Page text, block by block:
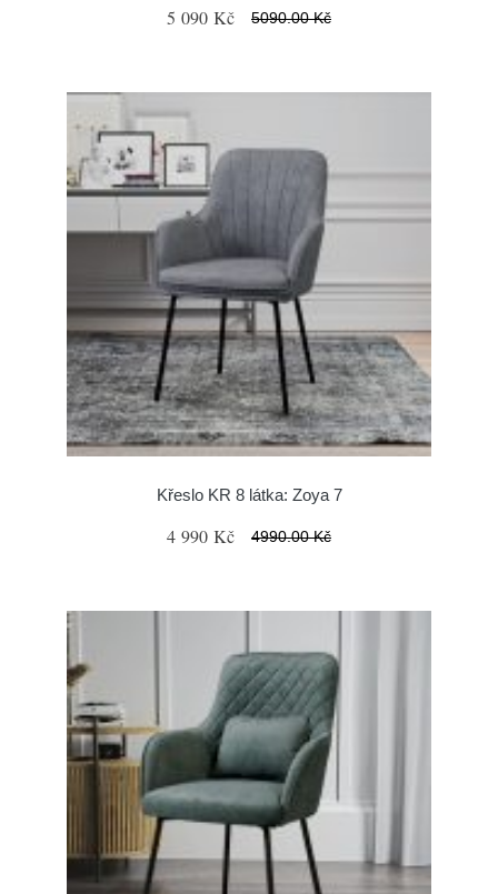
5 090 Kč 5090.00 Kč
Křeslo KR 8 látka: Zoya 7
4 990 Kč 4990.00 Kč